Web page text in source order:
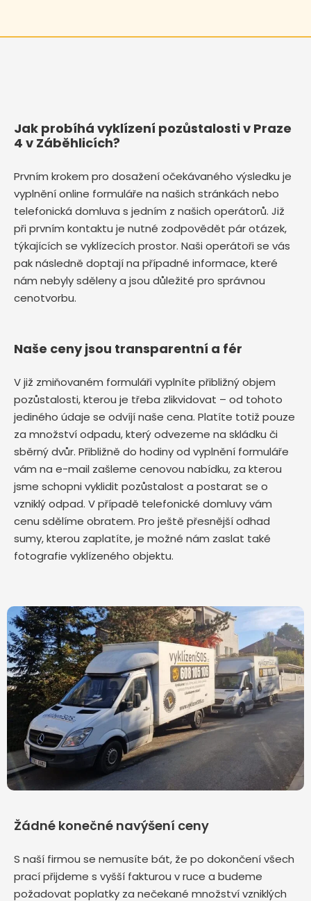
Jak probíhá vyklízení pozůstalosti v Praze
4 v Záběhlicích?
Prvním krokem pro dosažení očekávaného výsledku je
vyplnění online formuláře na našich stránkách nebo
telefonická domluva s jedním z našich operátorů. Již
při prvním kontaktu je nutné zodpovědět pár otázek,
týkajících se vyklízecích prostor. Naši operátoři se vás
pak následně doptají na případné informace, které
nám nebyly sděleny a jsou důležité pro správnou
cenotvorbu.
Naše ceny jsou transparentní a fér
V již zmiňovaném formuláři vyplníte přibližný objem
pozůstalosti, kterou je třeba zlikvidovat – od tohoto
jediného údaje se odvíjí naše cena. Platíte totiž pouze
za množství odpadu, který odvezeme na skládku či
sběrný dvůr. Přibližně do hodiny od vyplnění formuláře
vám na e-mail zašleme cenovou nabídku, za kterou
jsme schopni vyklidit pozůstalost a postarat se o
vzniklý odpad. V případě telefonické domluvy vám
cenu sdělíme obratem. Pro ještě přesnější odhad
sumy, kterou zaplatíte, je možné nám zaslat také
fotografie vyklízeného objektu.
Žádné konečné navýšení ceny
S naší firmou se nemusíte bát, že po dokončení všech
prací přijdeme s vyšší fakturou v ruce a budeme
požadovat poplatky za nečekané množství vzniklých